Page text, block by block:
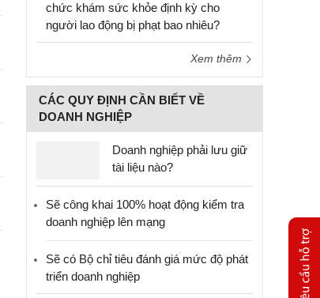
chức khám sức khỏe định kỳ cho
người lao động bị phạt bao nhiêu?
Xem thêm
CÁC QUY ĐỊNH CẦN BIẾT VỀ
DOANH NGHIỆP
Doanh nghiệp phải lưu giữ
tài liệu nào?
Sẽ công khai 100% hoạt động kiểm tra
doanh nghiệp lên mạng
Sẽ có Bộ chỉ tiêu đánh giá mức độ phát
triển doanh nghiệp